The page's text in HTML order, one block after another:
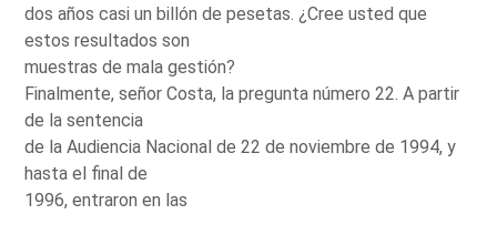
dos años casi un billón de pesetas. ¿Cree usted que
estos resultados son
muestras de mala gestión?
Finalmente, señor Costa, la pregunta número 22. A partir
de la sentencia
de la Audiencia Nacional de 22 de noviembre de 1994, y
hasta el final de
1996, entraron en las